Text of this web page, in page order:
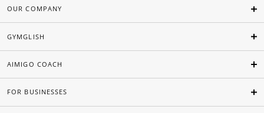
OUR COMPANY
GYMGLISH
AIMIGO COACH
FOR BUSINESSES